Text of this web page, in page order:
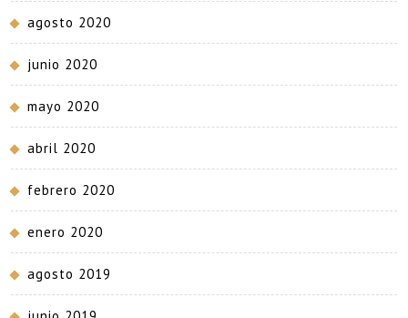
agosto 2020
junio 2020
mayo 2020
abril 2020
febrero 2020
enero 2020
agosto 2019